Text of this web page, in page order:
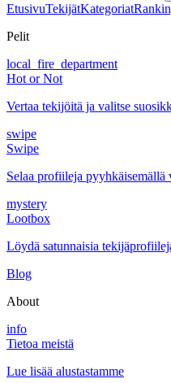
EtusivuTekijätKategoriat
Pelit
local_fire_department
Hot or Not
Vertaa tekijöitä ja valitse
swipe
Swipe
Selaa profiileja pyyhkäisemällä
mystery
Lootbox
Löydä satunnaisia
Blog
About
info
Tietoa meistä
Lue lisää alustastamme